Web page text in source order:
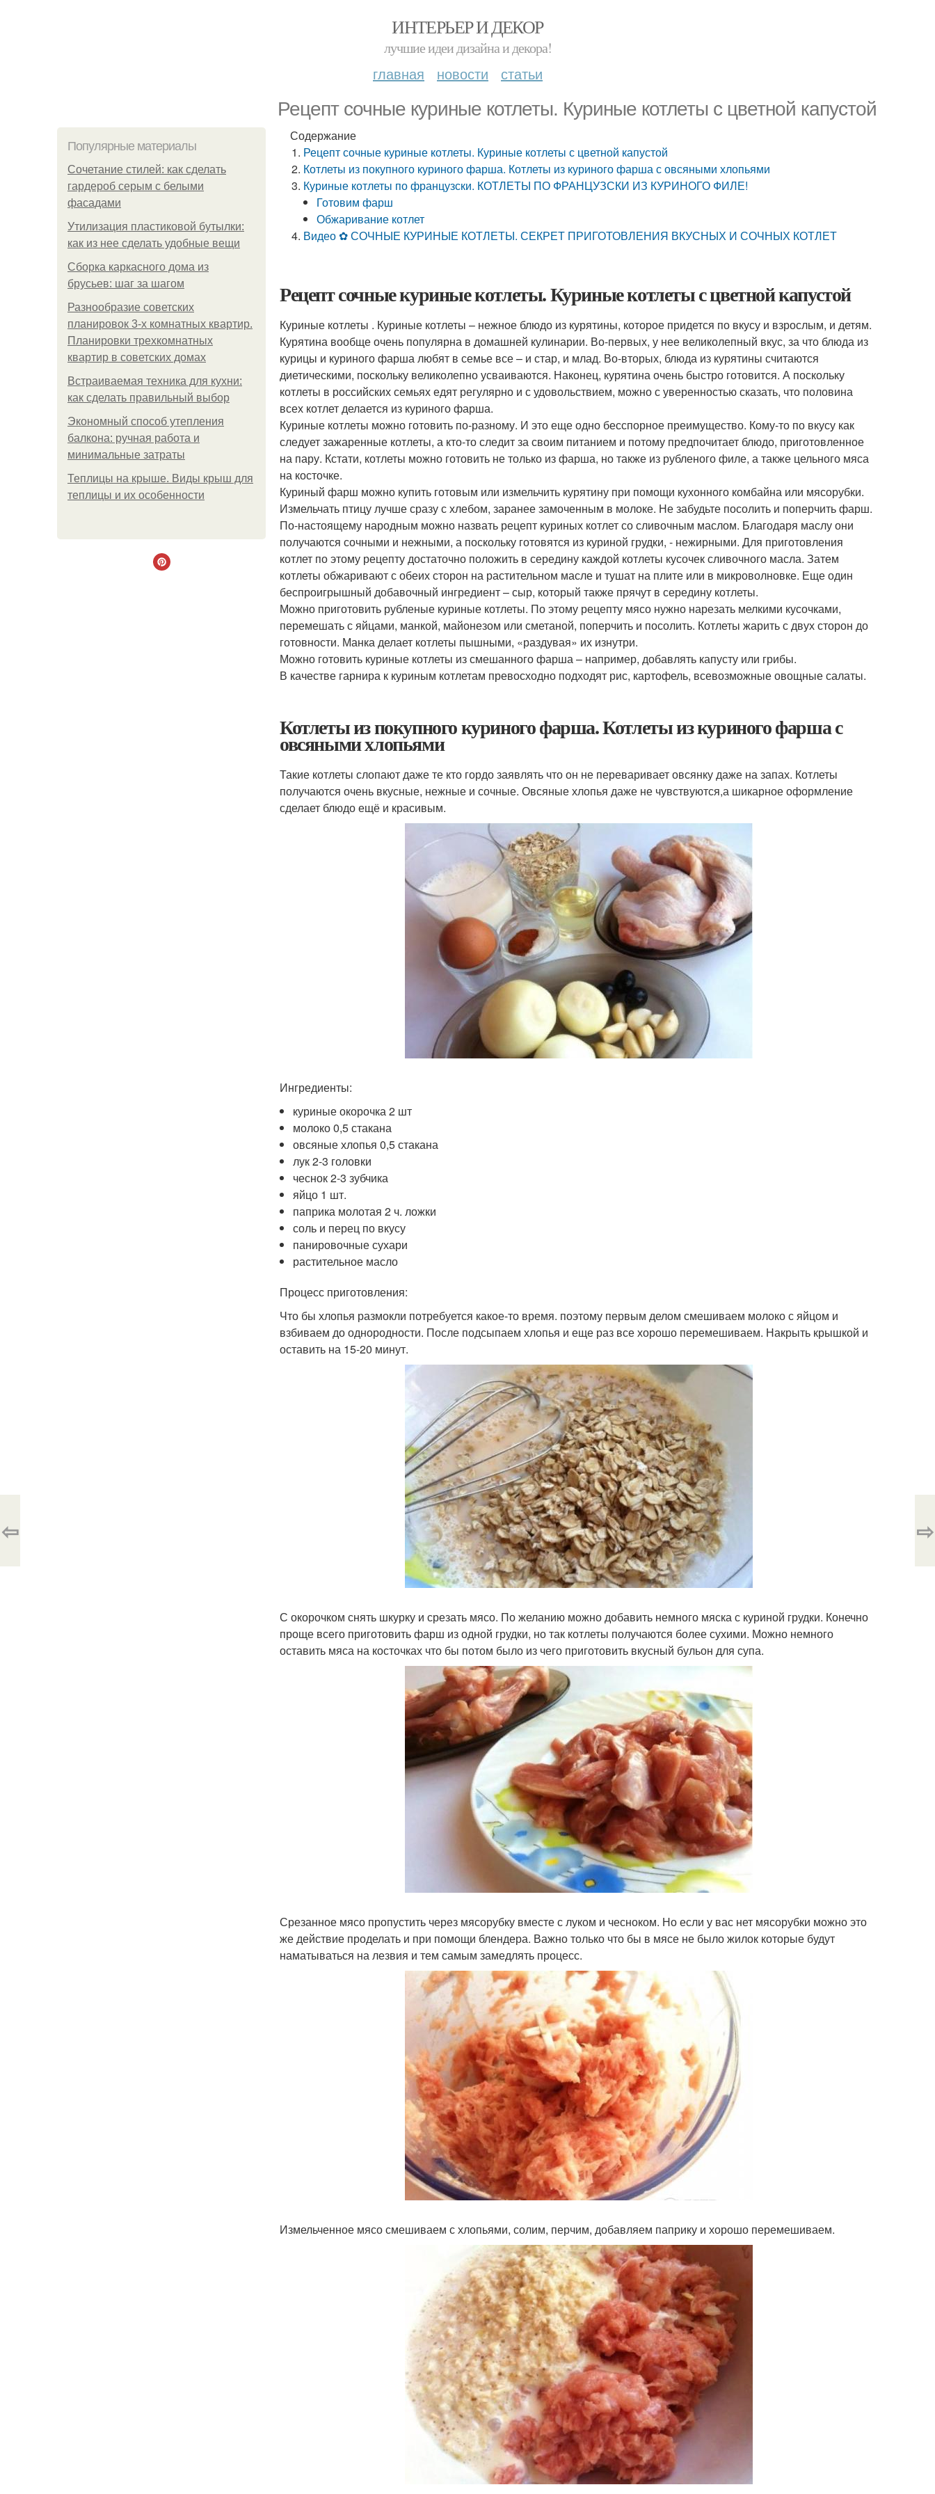
ИНТЕРЬЕР И ДЕКОР
лучшие идеи дизайна и декора!
главная новости статьи
Рецепт сочные куриные котлеты. Куриные котлеты с цветной капустой
Популярные материалы
Сочетание стилей: как сделать
гардероб серым с белыми
фасадами
Утилизация пластиковой бутылки:
как из нее сделать удобные вещи
Сборка каркасного дома из
брусьев: шаг за шагом
Разнообразие советских
планировок 3-х комнатных квартир.
Планировки трехкомнатных
квартир в советских домах
Встраиваемая техника для кухни:
как сделать правильный выбор
Экономный способ утепления
балкона: ручная работа и
минимальные затраты
Теплицы на крыше. Виды крыш для
теплицы и их особенности
Содержание
Рецепт сочные куриные котлеты. Куриные котлеты с цветной капустой
Котлеты из покупного куриного фарша. Котлеты из куриного фарша с овсяными хлопьями
Куриные котлеты по французски. КОТЛЕТЫ ПО ФРАНЦУЗСКИ ИЗ КУРИНОГО ФИЛЕ!
Готовим фарш
Обжаривание котлет
Видео ✿ СОЧНЫЕ КУРИНЫЕ КОТЛЕТЫ. СЕКРЕТ ПРИГОТОВЛЕНИЯ ВКУСНЫХ И СОЧНЫХ КОТЛЕТ
Рецепт сочные куриные котлеты. Куриные котлеты с цветной капустой
Куриные котлеты . Куриные котлеты – нежное блюдо из курятины, которое придется по вкусу и взрослым, и детям.
Курятина вообще очень популярна в домашней кулинарии. Во-первых, у нее великолепный вкус, за что блюда из
курицы и куриного фарша любят в семье все – и стар, и млад. Во-вторых, блюда из курятины считаются
диетическими, поскольку великолепно усваиваются. Наконец, курятина очень быстро готовится. А поскольку
котлеты в российских семьях едят регулярно и с удовольствием, можно с уверенностью сказать, что половина
всех котлет делается из куриного фарша.
Куриные котлеты можно готовить по-разному. И это еще одно бесспорное преимущество. Кому-то по вкусу как
следует зажаренные котлеты, а кто-то следит за своим питанием и потому предпочитает блюдо, приготовленное
на пару. Кстати, котлеты можно готовить не только из фарша, но также из рубленого филе, а также цельного мяса
на косточке.
Куриный фарш можно купить готовым или измельчить курятину при помощи кухонного комбайна или мясорубки.
Измельчать птицу лучше сразу с хлебом, заранее замоченным в молоке. Не забудьте посолить и поперчить фарш.
По-настоящему народным можно назвать рецепт куриных котлет со сливочным маслом. Благодаря маслу они
получаются сочными и нежными, а поскольку готовятся из куриной грудки, - нежирными. Для приготовления
котлет по этому рецепту достаточно положить в середину каждой котлеты кусочек сливочного масла. Затем
котлеты обжаривают с обеих сторон на растительном масле и тушат на плите или в микроволновке. Еще один
беспроигрышный добавочный ингредиент – сыр, который также прячут в середину котлеты.
Можно приготовить рубленые куриные котлеты. По этому рецепту мясо нужно нарезать мелкими кусочками,
перемешать с яйцами, манкой, майонезом или сметаной, поперчить и посолить. Котлеты жарить с двух сторон до
готовности. Манка делает котлеты пышными, «раздувая» их изнутри.
Можно готовить куриные котлеты из смешанного фарша – например, добавлять капусту или грибы.
В качестве гарнира к куриным котлетам превосходно подходят рис, картофель, всевозможные овощные салаты.
Котлеты из покупного куриного фарша. Котлеты из куриного фарша с
овсяными хлопьями
Такие котлеты слопают даже те кто гордо заявлять что он не переваривает овсянку даже на запах. Котлеты
получаются очень вкусные, нежные и сочные. Овсяные хлопья даже не чувствуются,а шикарное оформление
сделает блюдо ещё и красивым.
Ингредиенты:
куриные окорочка 2 шт
молоко 0,5 стакана
овсяные хлопья 0,5 стакана
лук 2-3 головки
чеснок 2-3 зубчика
яйцо 1 шт.
паприка молотая 2 ч. ложки
соль и перец по вкусу
панировочные сухари
растительное масло
Процесс приготовления:
Что бы хлопья размокли потребуется какое-то время. поэтому первым делом смешиваем молоко с яйцом и
взбиваем до однородности. После подсыпаем хлопья и еще раз все хорошо перемешиваем. Накрыть крышкой и
оставить на 15-20 минут.
С окорочком снять шкурку и срезать мясо. По желанию можно добавить немного мяска с куриной грудки. Конечно
проще всего приготовить фарш из одной грудки, но так котлеты получаются более сухими. Можно немного
оставить мяса на косточках что бы потом было из чего приготовить вкусный бульон для супа.
Срезанное мясо пропустить через мясорубку вместе с луком и чесноком. Но если у вас нет мясорубки можно это
же действие проделать и при помощи блендера. Важно только что бы в мясе не было жилок которые будут
наматываться на лезвия и тем самым замедлять процесс.
Измельченное мясо смешиваем с хлопьями, солим, перчим, добавляем паприку и хорошо перемешиваем.
⇦ ⇨